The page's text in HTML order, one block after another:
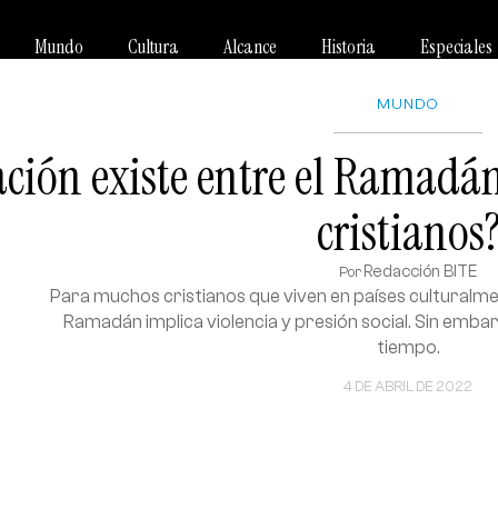
Mundo Cultura Alcance Historia Especiales
MUNDO
existe entre el
cristianos?
Por Redacción BITE
4 DE ABRIL DE 2022
Para muchos cristianos que viven en países
Ramadán implica violencia y presión social. Sin
tiempo.